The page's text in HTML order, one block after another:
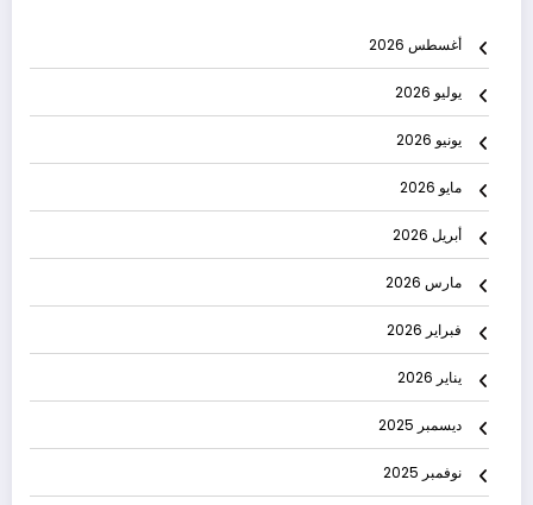
أغسطس 2026
يوليو 2026
يونيو 2026
مايو 2026
أبريل 2026
مارس 2026
فبراير 2026
يناير 2026
ديسمبر 2025
نوفمبر 2025